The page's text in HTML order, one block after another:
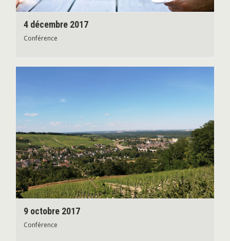
4 décembre 2017
Conférence
9 octobre 2017
Conférence